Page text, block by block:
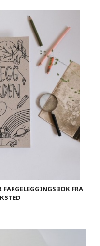
FARGELEGGINGSBOK FRA